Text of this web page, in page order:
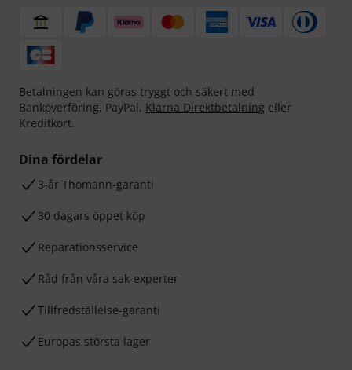
Betalningen kan göras tryggt och säkert med
Banköverföring, PayPal, Klarna Direktbetalning eller
Kreditkort.
Dina fördelar
3-år Thomann-garanti
30 dagars öppet köp
Reparationsservice
Råd från våra sak-experter
Tillfredställelse-garanti
Europas största lager